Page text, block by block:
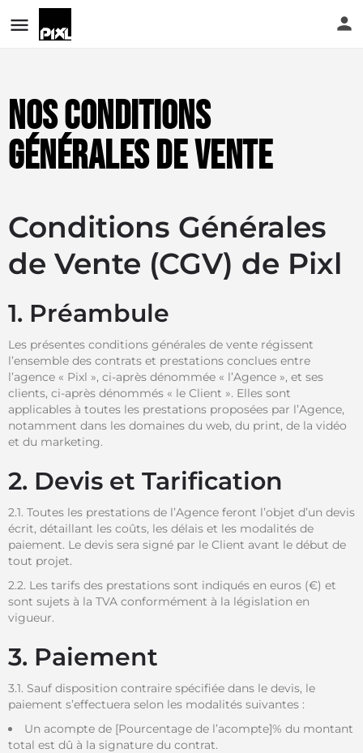
Nos conditions
générales de vente
Conditions Générales
de Vente (CGV) de Pixl
1. Préambule
Les présentes conditions générales de vente régissent
l’ensemble des contrats et prestations conclues entre
l’agence « Pixl », ci-après dénommée « l’Agence », et ses
clients, ci-après dénommés « le Client ». Elles sont
applicables à toutes les prestations proposées par l’Agence,
notamment dans les domaines du web, du print, de la vidéo
et du marketing.
2. Devis et Tarification
2.1. Toutes les prestations de l’Agence feront l’objet d’un devis
écrit, détaillant les coûts, les délais et les modalités de
paiement. Le devis sera signé par le Client avant le début de
tout projet.
2.2. Les tarifs des prestations sont indiqués en euros (€) et
sont sujets à la TVA conformément à la législation en
vigueur.
3. Paiement
3.1. Sauf disposition contraire spécifiée dans le devis, le
paiement s’effectuera selon les modalités suivantes :
Un acompte de [Pourcentage de l’acompte]% du montant
total est dû à la signature du contrat.